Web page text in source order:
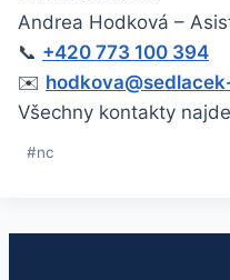
Andrea Hodková –
📞 +420 773 100 394
✉️
Všechny kontakty
#nc